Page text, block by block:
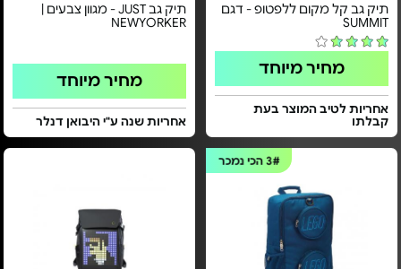
תיק גב קל מקום ללפטופ - דגם
SUMMIT
מחיר מיוחד
אחריות לטיב המוצר בעת
קבלתו
תיק גב JUST - מגוון צבעים |
NEWYORKER
מחיר מיוחד
אחריות שנה ע"י היבואן דנלר
3#הכי נמכר